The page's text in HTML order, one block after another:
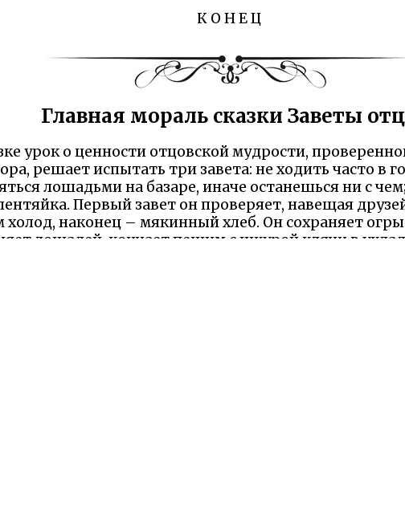
К О Н Е Ц
Главная мораль сказки Заветы
урок о ценности отцовской мудрости,
решает испытать три завета: не ходить часто в
лошадьми на базаре, иначе останешься ни с
Первый завет он проверяет, навещая
наконец – мякинный хлеб. Он сохраняет
лошадей, кончает пешим с шкурой клячи в